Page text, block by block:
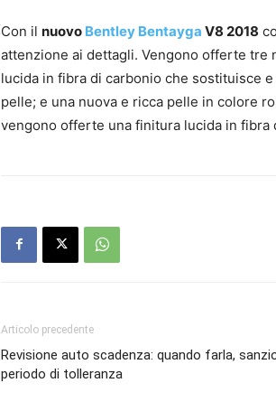
Con il nuovo Bentley Bentayga V8 2018
attenzione ai dettagli. Vengono offerte
lucida in fibra di carbonio che sostituisce
pelle; e una nuova e ricca pelle in colore
vengono offerte una finitura lucida in
Articolo precedente
Revisione auto scadenza: quando farla,
periodo di tolleranza